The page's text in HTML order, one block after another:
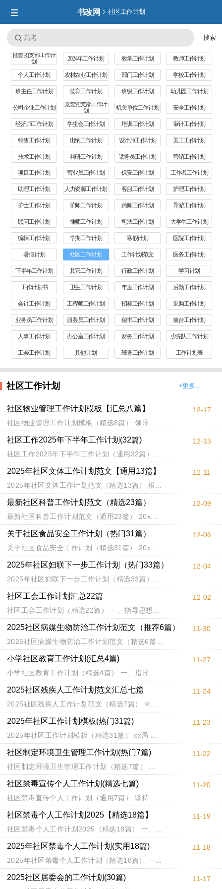
书改网  社区工作计划


团委团支部工作计
划
2024年工作计划 教学工作计划 教师工作计划
个人工作计划 农村农业工作计划 部门工作计划 学校工作计划
班主任工作计划 德育工作计划 班级工作计划 幼儿园工作计划
公司企业工作计划
党委党支部工作计
划
机关单位工作计划 安全工作计划
经济师工作计划 学生会工作计划 培训工作计划 审计工作计划
销售工作计划 出纳工作计划 设计师工作计划 美工工作计划
技术工作计划 科研工作计划 话务员工作计划 营销工作计划
项目工作计划 营业员工作计划 保安工作计划 工作者工作计划
助理工作计划 人力资源工作计划 客服工作计划 护理工作计划
护士工作计划 护师工作计划 药师工作计划 导游工作计划
顾问工作计划 律师工作计划 司法工作计划 大学生工作计划
编辑工作计划 学期工作计划 寒假计划 医院工作计划
暑假计划 社区工作计划 工作计划范文 医务工作计划
下半年工作计划 其它工作计划 行政工作计划 学习计划
工作计划书 卫生工作计划 年度工作计划 后勤工作计划
会计工作计划 工程师工作计划 招标工作计划 采购工作计划
业务员工作计划 服务员工作计划 秘书工作计划 前台工作计划
人事工作计划 办公室工作计划 财务工作计划 少先队工作计划
工会工作计划 其他计划 班务工作计划 工作计划表
社区工作计划 +更多...
社区物业管理工作计划模板【汇总八篇】
社区物业管理工作计划模板（精选8篇） 领导...
12-17
社区工作2025年下半年工作计划(32篇)
社区工作2025年下半年工作计划（通用32篇）...
12-13
2025年社区文体工作计划范文【通用13篇】
2025年社区文体工作计划范文（精选13篇） 根...
12-11
最新社区科普工作计划范文（精选23篇）
最新社区科普工作计划范文（通用23篇） 20x...
12-09
关于社区食品安全工作计划（热门31篇）
关于社区食品安全工作计划（精选31篇） 20x...
12-06
2025年社区妇联下一步工作计划（热门33篇）
2025年社区妇联下一步工作计划（精选33篇）...
12-04
社区工会工作计划汇总22篇
社区工会工作计划（精选22篇） 一、指导思想...
12-02
2025社区病媒生物防治工作计划范文（推荐6篇）
2025社区病媒生物防治工作计划范文（精选6篇...
11-30
小学社区教育工作计划(汇总4篇)
小学社区教育工作计划（精选4篇） 一、指导...
11-27
2025社区残疾人工作计划范文汇总七篇
2025社区残疾人工作计划范文（精选7篇） ※...
11-24
2025年社区工作计划模板(热门31篇)
2025年社区工作计划模板（精选31篇） xx局 ...
11-23
社区制定环境卫生管理工作计划(热门7篇)
社区制定环境卫生管理工作计划（精选7篇） ...
11-22
社区禁毒宣传个人工作计划(精选七篇)
社区禁毒宣传个人工作计划（通用7篇） 坚持...
11-20
社区禁毒个人工作计划2025【精选18篇】
社区禁毒个人工作计划2025（精选18篇） 一、...
11-19
2025年社区禁毒个人工作计划(实用18篇)
2025年社区禁毒个人工作计划（精选18篇） 一...
11-18
2025社区居委会的工作计划(30篇) 11-17